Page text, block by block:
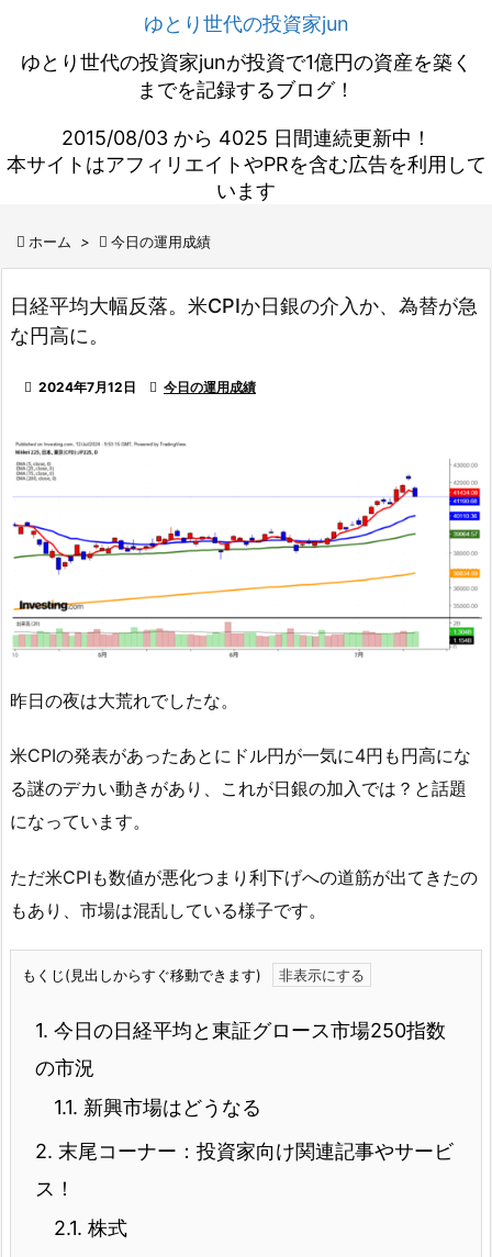
ゆとり世代の投資家jun
ゆとり世代の投資家junが投資で1億円の資産を築く
までを記録するブログ！
2015/08/03 から 4025 日間連続更新中！
本サイトはアフィリエイトやPRを含む広告を利用して
います
 ホーム >  今日の運用成績
日経平均大幅反落。米CPIか日銀の介入か、為替が急
な円高に。
 2024年7月12日  今日の運用成績
昨日の夜は大荒れでしたな。
米CPIの発表があったあとにドル円が一気に4円も円高にな
る謎のデカい動きがあり、これが日銀の加入では？と話題
になっています。
ただ米CPIも数値が悪化つまり利下げへの道筋が出てきたの
もあり、市場は混乱している様子です。
もくじ(見出しからすぐ移動できます)
1. 今日の日経平均と東証グロース市場250指数
の市況
1.1. 新興市場はどうなる
2. 末尾コーナー：投資家向け関連記事やサービ
ス！
2.1. 株式